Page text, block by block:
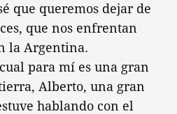
que queremos dejar de
que nos enfrentan
la Argentina.
para mí es una gran
Alberto, una gran
hablando con el